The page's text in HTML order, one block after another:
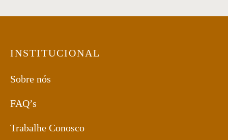
INSTITUCIONAL
Sobre nós
FAQ’s
Trabalhe Conosco